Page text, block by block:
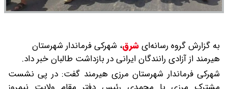
به گزارش گروه رسانه‌ایشرق، شهرکی فرماندار شهرستان
هیرمند از آزادی رانندگان ایرانی در بازداشت طالبان خبر داد.
شهرکی فرماندار شهرستان مرزی هیرمند گفت: در پی نشست